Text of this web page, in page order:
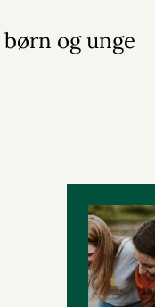
og unge